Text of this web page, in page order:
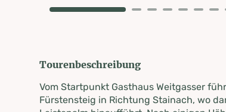
Tourenbeschreibung
Vom Startpunkt Gasthaus Weitgasser
Fürstensteig in Richtung Stainach, wo